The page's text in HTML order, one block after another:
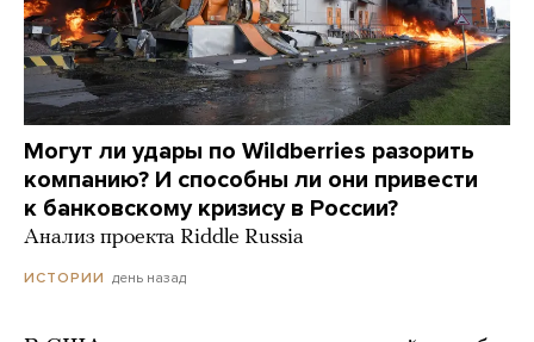
Могут ли удары по Wildberries разорить
компанию? И способны ли они привести
к банковскому кризису в России?
Анализ проекта Riddle Russia
ИСТОРИИ день назад